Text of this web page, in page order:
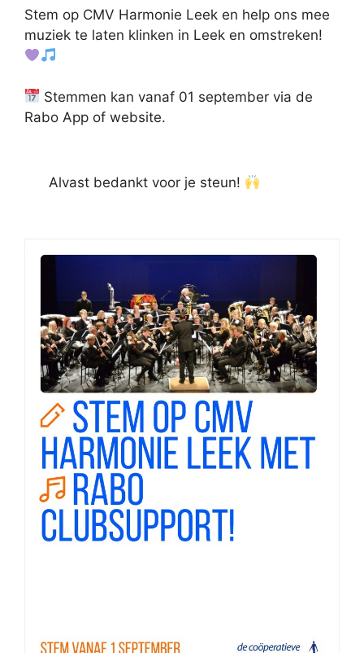
Stem op CMV Harmonie Leek en help ons mee
muziek te laten klinken in Leek en omstreken!
Stemmen kan vanaf 01 september via de
Rabo App of website.
Alvast bedankt voor je steun!